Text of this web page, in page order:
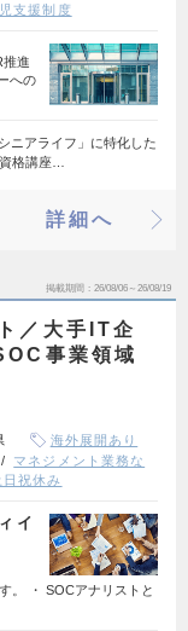
支援制度
推進
への
ニアライフ」に特化した
格講座…
詳細へ
掲載期間 26/08/06～26/08/19
／大手IT企
事業領域
海外展開あり
マネジメント業務な
日祝休み
イ
。 ・ SOCアナリストと